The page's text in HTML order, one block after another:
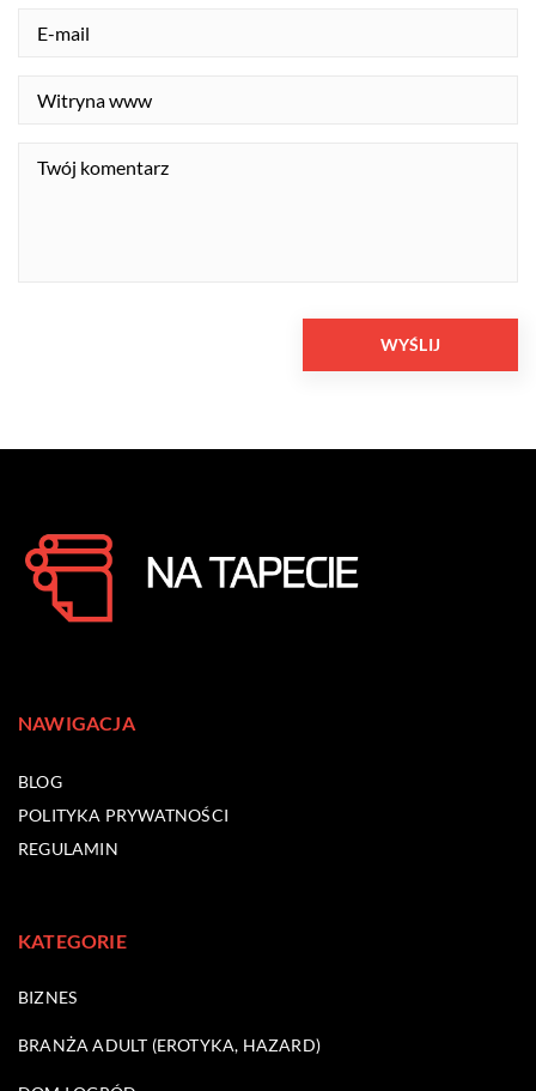
NAWIGACJA
BLOG
POLITYKA PRYWATNOŚCI
REGULAMIN
KATEGORIE
BIZNES
BRANŻA ADULT (EROTYKA, HAZARD)